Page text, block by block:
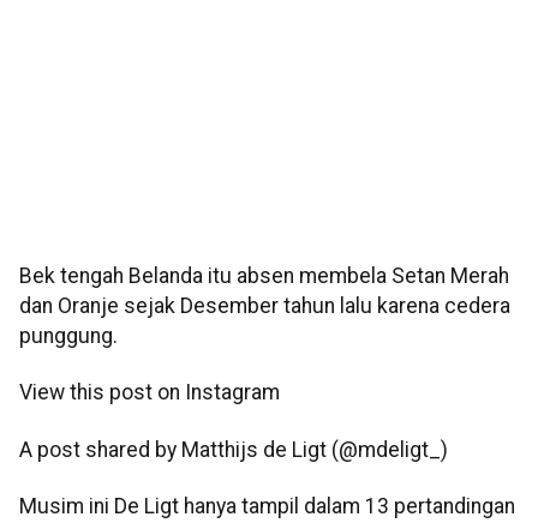
Bek tengah Belanda itu absen membela Setan Merah
dan Oranje sejak Desember tahun lalu karena cedera
punggung.
View this post on Instagram
A post shared by Matthijs de Ligt (@mdeligt_)
Musim ini De Ligt hanya tampil dalam 13 pertandingan